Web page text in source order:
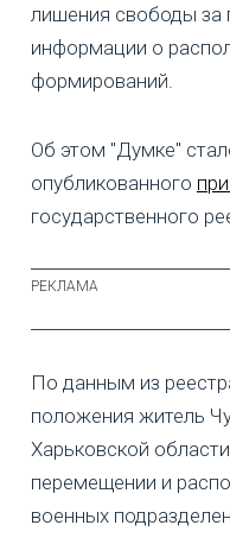
лишения свободы за
информации о
формирований.
Об этом "Думке"
опубликованного
государственного
По данным из
положения житель
Харьковской
перемещении и
военных